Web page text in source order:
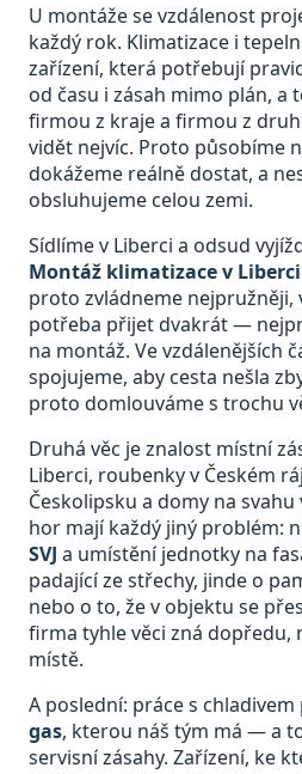
U montáže se vzdálenost
každý rok. Klimatizace i
zařízení, která potřebují
od času i zásah mimo plán, a
firmou z kraje a firmou z
vidět nejvíc. Proto působíme
dokážeme reálně dostat, a
obsluhujeme celou zemi.
Sídlíme v Liberci a odsud
Montáž klimatizace v Liberci
proto zvládneme nejpružněji,
potřeba přijet dvakrát —
na montáž. Ve vzdálenějších
spojujeme, aby cesta nešla
proto domlouváme s trochu
Druhá věc je znalost místní
Liberci, roubenky v Českém
Českolipsku a domy na
hor mají každý jiný problém:
SVJ a umístění jednotky na
padající ze střechy, jinde o
nebo o to, že v objektu se
firma tyhle věci zná dopředu,
místě.
A poslední: práce s chladivem
gas, kterou náš tým má — a
servisní zásahy. Zařízení, ke